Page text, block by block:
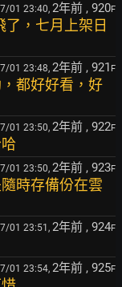
01 23:40, 2年前 , 920F
，七月上架日
01 23:48, 2年前 , 921 F
都好好看，好
01 23:50, 2年前 , 922F
01 23:50, 2年前 , 923F
時存備份在雲
01 23:51, 2年前 , 924F
01 23:54, 2年前 , 925F